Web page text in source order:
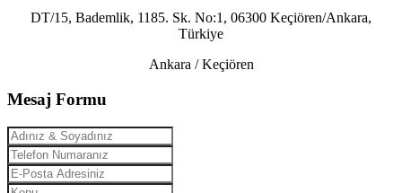
DT/15, Bademlik, 1185. Sk. No:1, 06300 Keçiören/Ankara,
Türkiye
Ankara / Keçiören
Mesaj Formu